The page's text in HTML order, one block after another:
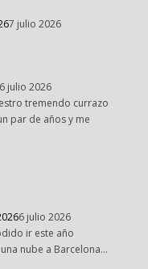
7 julio 2026
6 julio 2026
tremendo currazo
par de años y me
6 julio 2026
ir este año
nube a Barcelona…